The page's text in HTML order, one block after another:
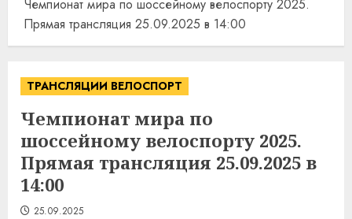
Чемпионат мира по шоссейному велоспорту 2025.
Прямая трансляция 25.09.2025 в 14:00
ТРАНСЛЯЦИИ ВЕЛОСПОРТ
Чемпионат мира по
шоссейному велоспорту 2025.
Прямая трансляция 25.09.2025 в
14:00
25.09.2025